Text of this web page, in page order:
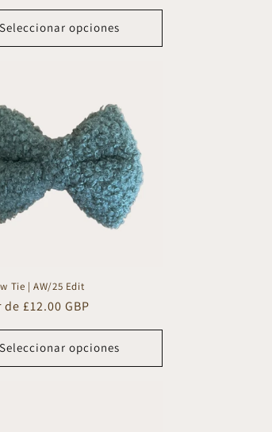
Seleccionar opciones
Tie | AW/25 Edit
£12.00 GBP
Seleccionar opciones